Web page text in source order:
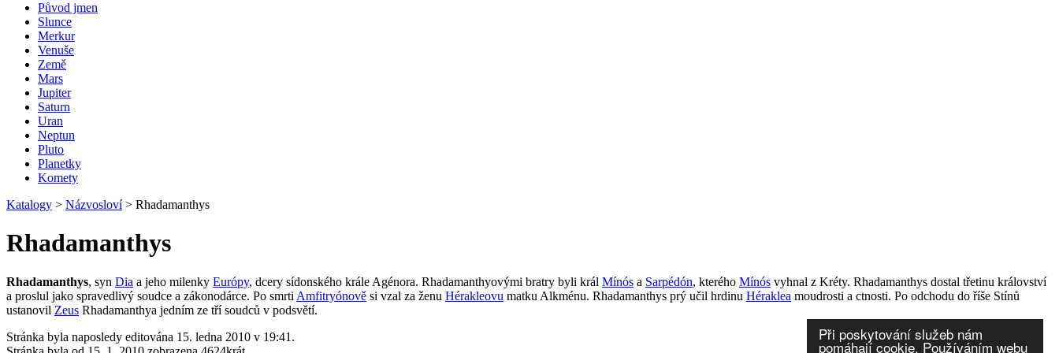
Při poskytování služeb nám
pomáhají cookie. Používáním webu
Původ jmen
Slunce
Merkur
Venuše
Země
Mars
Jupiter
Saturn
Uran
Neptun
Pluto
Planetky
Komety
Katalogy > Názvosloví > Rhadamanthys
Rhadamanthys
Rhadamanthys, syn Dia a jeho milenky Európy, dcery sídonského krále Agénora. Rhadamanthyovými bratry byli král Mínós a Sarpédón, kterého Mínós vyhnal z Kréty. Rhadamanthys dostal třetinu království
a proslul jako spravedlivý soudce a zákonodárce. Po smrti Amfitryónově si vzal za ženu Hérakleovu matku Alkménu. Rhadamanthys prý učil hrdinu Héraklea moudrosti a ctnosti. Po odchodu do říše Stínů
ustanovil Zeus Rhadamanthya jedním ze tří soudců v podsvětí.
Stránka byla naposledy editována 15. ledna 2010 v 19:41.